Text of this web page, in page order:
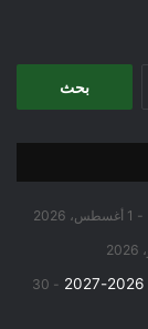
1 أغسطس، 2026
30